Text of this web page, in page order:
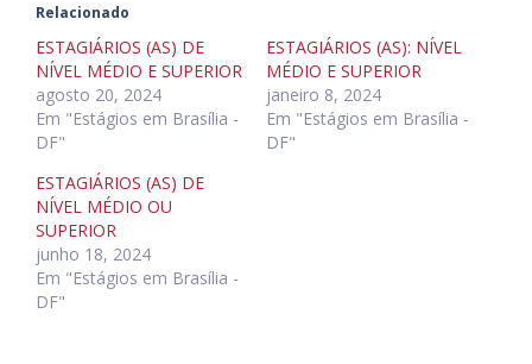
Relacionado
ESTAGIÁRIOS (AS) DE
NÍVEL MÉDIO E SUPERIOR
agosto 20, 2024
Em "Estágios em Brasília -
DF"
ESTAGIÁRIOS (AS): NÍVEL
MÉDIO E SUPERIOR
janeiro 8, 2024
Em "Estágios em Brasília -
DF"
ESTAGIÁRIOS (AS) DE
NÍVEL MÉDIO OU
SUPERIOR
junho 18, 2024
Em "Estágios em Brasília -
DF"